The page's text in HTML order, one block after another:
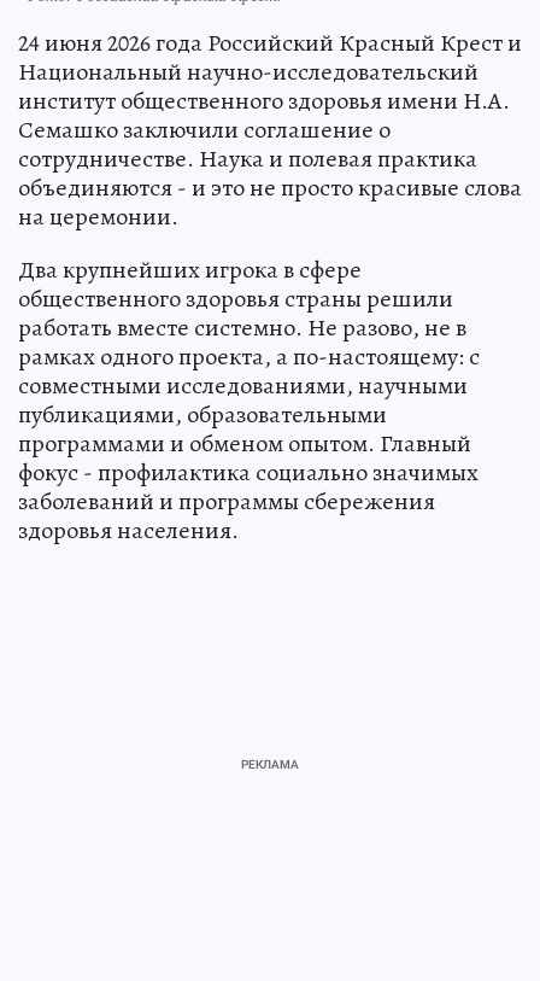
24 июня 2026 года Российский Красный Крест и
Национальный научно-исследовательский
институт общественного здоровья имени Н.А.
Семашко заключили соглашение о
сотрудничестве. Наука и полевая практика
объединяются - и это не просто красивые слова
на церемонии.
Два крупнейших игрока в сфере
общественного здоровья страны решили
работать вместе системно. Не разово, не в
рамках одного проекта, а по-настоящему: с
совместными исследованиями, научными
публикациями, образовательными
программами и обменом опытом. Главный
фокус - профилактика социально значимых
заболеваний и программы сбережения
здоровья населения.